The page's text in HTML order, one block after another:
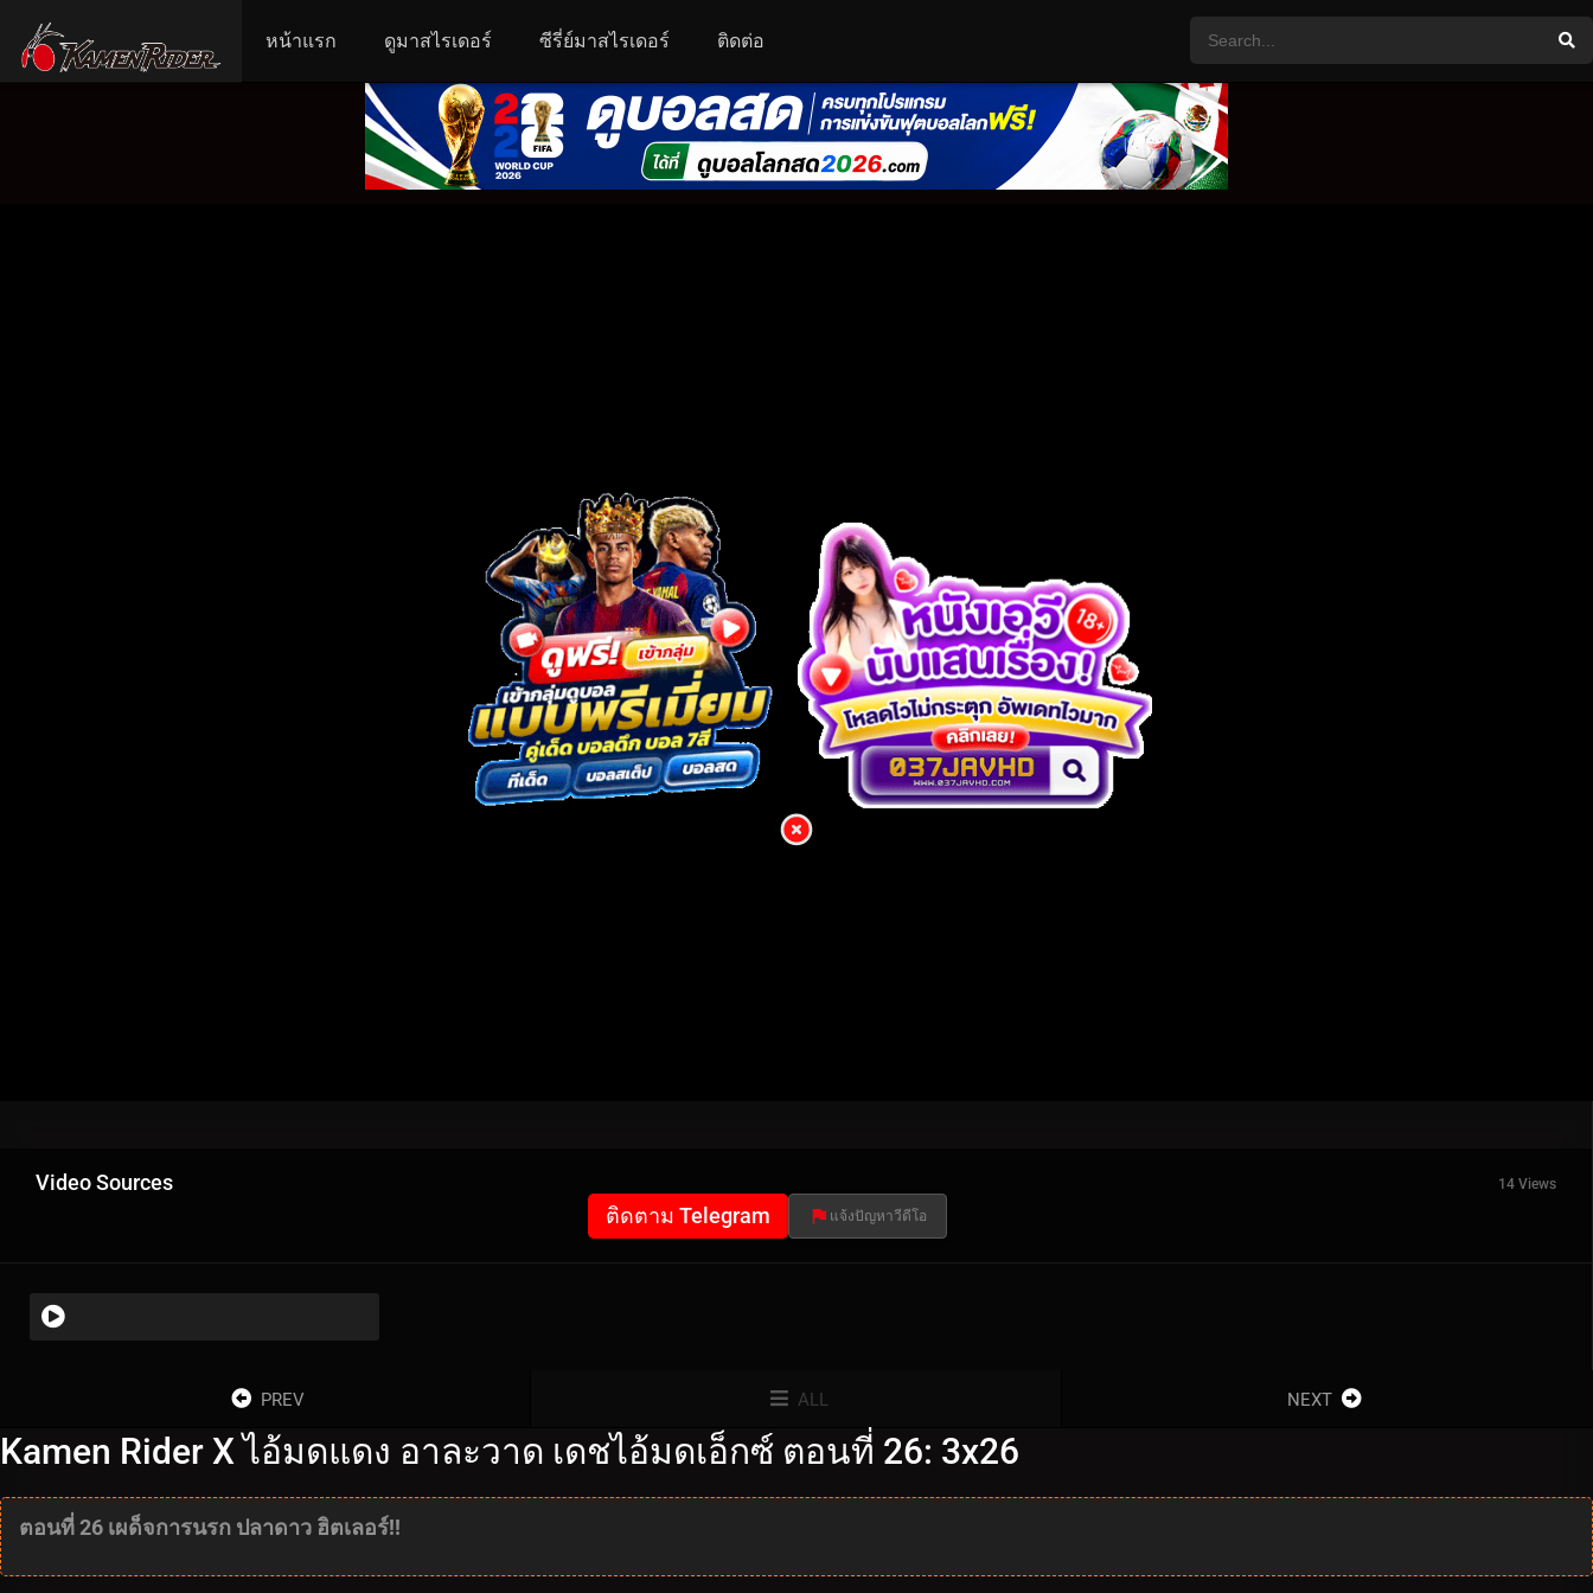
หน้าแรก ดูมาสไรเดอร์ ซีรี่ย์มาสไรเดอร์ ติดต่อ
Video Sources 14 Views
ติดตาม Telegram แจ้งปัญหาวีดีโอ
PREV ALL NEXT
Kamen Rider X ไอ้มดแดง อาละวาด เดชไอ้มดเอ็กซ์ ตอนที่ 26: 3x26
ตอนที่ 26 เผด็จการนรก ปลาดาว ฮิตเลอร์!!